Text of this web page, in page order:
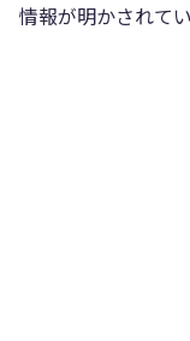
情報が明かされて